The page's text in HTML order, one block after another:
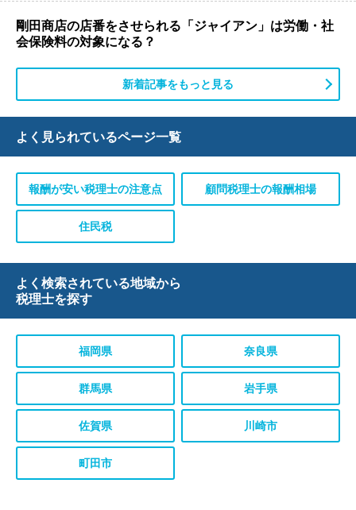
剛田商店の店番をさせられる「ジャイアン」は労働・社
会保険料の対象になる？
新着記事をもっと見る
よく見られているページ一覧
報酬が安い税理士の注意点 顧問税理士の報酬相場
住民税
よく検索されている地域から
税理士を探す
福岡県 奈良県
群馬県 岩手県
佐賀県 川崎市
町田市